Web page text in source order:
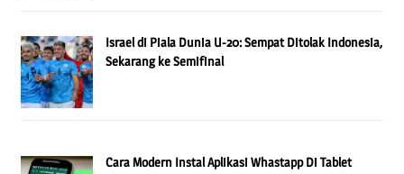
Israel di Piala Dunia U-20: Sempat Ditolak Indonesia,
Sekarang ke Semifinal
Cara Modern Instal Aplikasi Whastapp Di Tablet